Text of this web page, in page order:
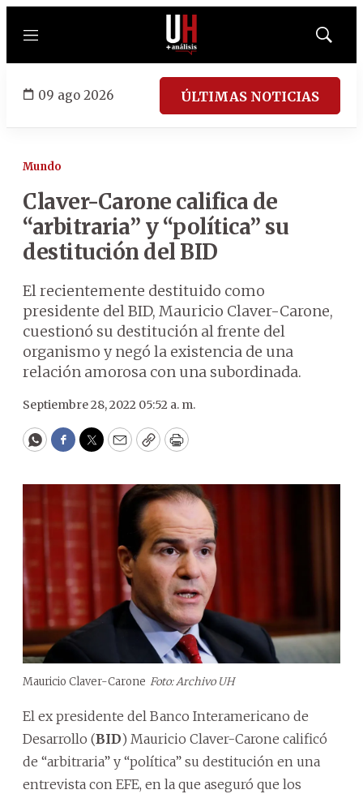
Menú
Mostrar
09 ago 2026 ÚLTIMAS NOTICIAS
Mundo
Claver-Carone califica de
“arbitraria” y “política” su
destitución del BID
El recientemente destituido como
presidente del BID, Mauricio Claver-Carone,
cuestionó su destitución al frente del
organismo y negó la existencia de una
relación amorosa con una subordinada.
Septiembre 28, 2022 05:52 a. m.
WhatsApp
Facebook
Twitter
EmailCopyPrint
Mauricio Claver-Carone Foto: Archivo UH
El ex presidente del Banco Interamericano de
Desarrollo (BID) Mauricio Claver-Carone calificó
de “arbitraria” y “política” su destitución en una
entrevista con EFE, en la que aseguró que los